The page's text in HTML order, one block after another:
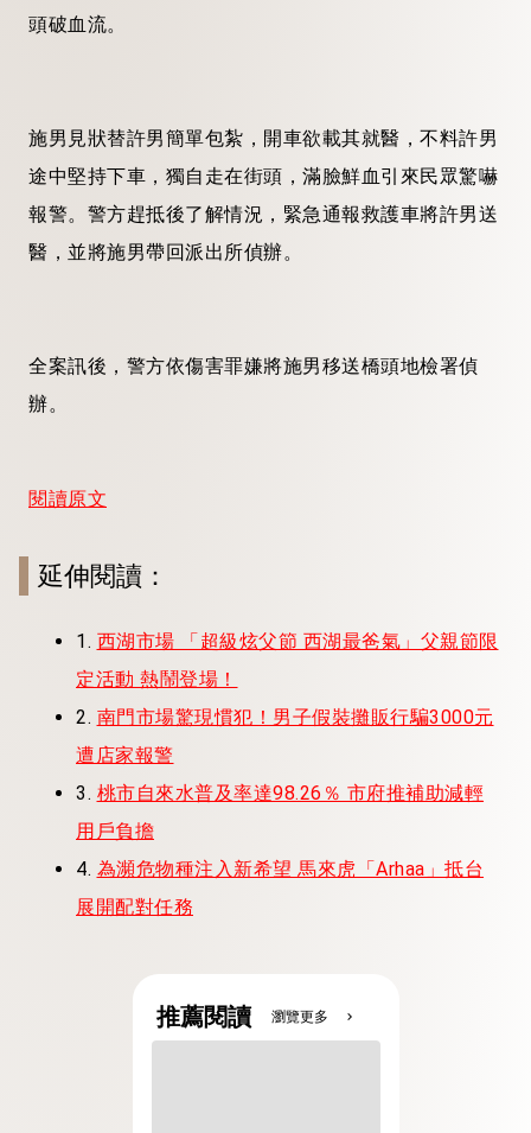
頭破血流。
施男見狀替許男簡單包紮，開車欲載其就醫，不料許男
途中堅持下車，獨自走在街頭，滿臉鮮血引來民眾驚嚇
報警。警方趕抵後了解情況，緊急通報救護車將許男送
醫，並將施男帶回派出所偵辦。
全案訊後，警方依傷害罪嫌將施男移送橋頭地檢署偵
辦。
閱讀原文
延伸閱讀：
1. 西湖市場 「超級炫父節 西湖最爸氣」父親節限
定活動 熱鬧登場！
2. 南門市場驚現慣犯！男子假裝攤販行騙3000元
遭店家報警
3. 桃市自來水普及率達98.26％ 市府推補助減輕
用戶負擔
4. 為瀕危物種注入新希望 馬來虎「Arhaa」抵台
展開配對任務
推薦閱讀 瀏覽更多 chevron_right